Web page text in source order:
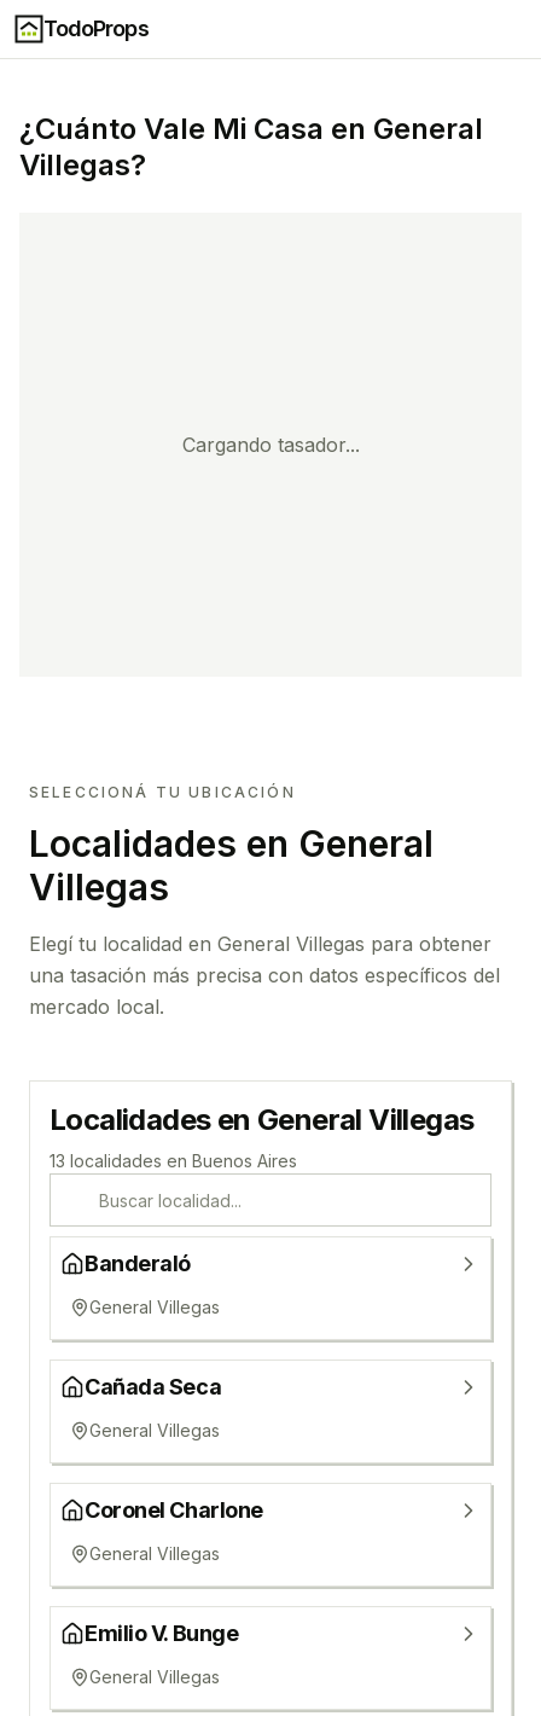
TodoProps
¿Cuánto Vale Mi Casa en General
Villegas?
Cargando tasador...
SELECCIONÁ TU UBICACIÓN
Localidades en General
Villegas
Elegí tu localidad en General Villegas para obtener
una tasación más precisa con datos específicos del
mercado local.
Localidades en General Villegas
13 localidades en Buenos Aires
Banderaló
General Villegas
Cañada Seca
General Villegas
Coronel Charlone
General Villegas
Emilio V. Bunge
General Villegas